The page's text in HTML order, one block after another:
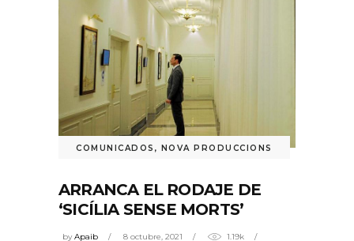
COMUNICADOS , NOVA PRODUCCIONS
ARRANCA EL RODAJE DE
‘SICÍLIA SENSE MORTS’
byApaib 8 octubre, 2021 1.19k